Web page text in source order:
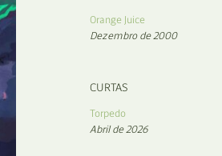
Orange Juice
Dezembro de 2000
CURTAS
Torpedo
Abril de 2026